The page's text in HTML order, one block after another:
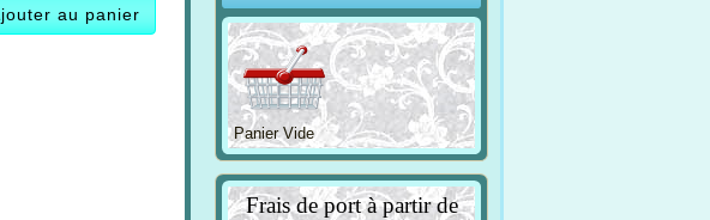
Panier Vide
Frais de port à partir de